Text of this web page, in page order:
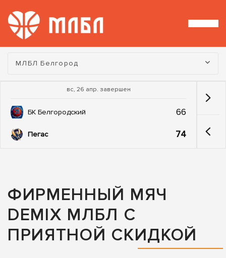
Турнир:
МЛБЛ Белгород
вс, 26 апр. завершен
БК Белгородский 66
Пегас 74
ФИРМЕННЫЙ МЯЧ
DEMIX МЛБЛ С
ПРИЯТНОЙ СКИДКОЙ